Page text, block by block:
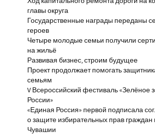
главы округа
Государственные награды переданы
героев
Четыре молодые семьи получили
на жильё
Развивая бизнес, строим будущее
Проект продолжает помогать
семьям
V Всероссийский фестиваль «Зелёное
России»
«Единая Россия» первой подписала
о защите избирательных прав граждан
Чувашии